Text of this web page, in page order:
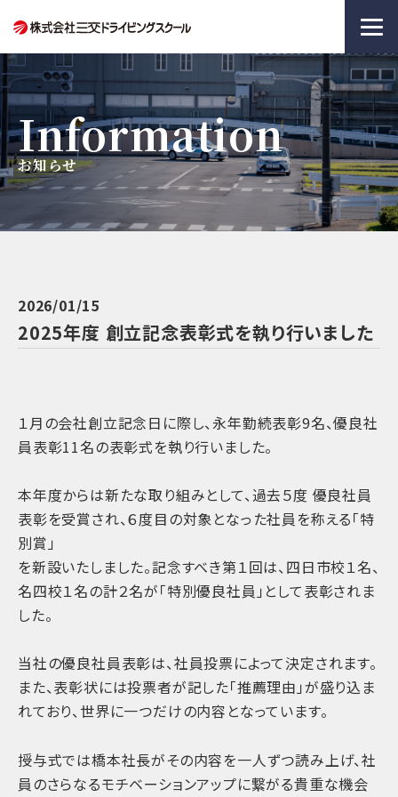
Information
お知らせ
2026/01/15
2025年度 創立記念表彰式を執り行いました
１月の会社創立記念日に際し、永年勤続表彰9名、優良社
員表彰11名の表彰式を執り行いました。
本年度からは新たな取り組みとして、過去５度 優良社員
表彰を受賞され、６度目の対象となった社員を称える「特
別賞」
を新設いたしました。記念すべき第１回は、四日市校１名、
名四校１名の計２名が「特別優良社員」として表彰されま
した。
当社の優良社員表彰は、社員投票によって決定されます。
また、表彰状には投票者が記した「推薦理由」が盛り込ま
れており、世界に一つだけの内容となっています。
授与式では橋本社長がその内容を一人ずつ読み上げ、社
員のさらなるモチベーションアップに繋がる貴重な機会